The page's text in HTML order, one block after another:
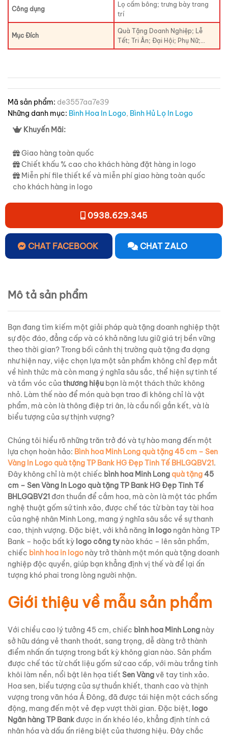
Công dụng
Lọ cấm bông; trưng bày trang
trí
Mục Đích
Quà Tặng Doanh Nghiệp; Lễ
Tết; Tri Ân; Đại Hội; Phụ Nữ;…
Mã sản phẩm: de3557aa7e39
Những danh mục: Bình Hoa In Logo, Bình Hủ Lọ In Logo
Khuyến Mãi:
Giao hàng toàn quốc
Chiết khấu % cao cho khách hàng đặt hàng in logo
Miễn phí file thiết kế và miễn phí giao hàng toàn quốc
cho khách hàng in logo
0938.629.345
CHAT FACEBOOK CHAT ZALO
Mô tả sản phẩm
Bạn đang tìm kiếm một giải pháp quà tặng doanh nghiệp thật
sự độc đáo, đẳng cấp và có khả năng lưu giữ giá trị bền vững
theo thời gian? Trong bối cảnh thị trường quà tặng đa dạng
như hiện nay, việc chọn lựa một sản phẩm không chỉ đẹp mắt
về hình thức mà còn mang ý nghĩa sâu sắc, thể hiện sự tinh tế
và tầm vóc của thương hiệu bạn là một thách thức không
nhỏ. Làm thế nào để món quà bạn trao đi không chỉ là vật
phẩm, mà còn là thông điệp tri ân, là cầu nối gắn kết, và là
biểu tượng của sự thịnh vượng?
Chúng tôi hiểu rõ những trăn trở đó và tự hào mang đến một
lựa chọn hoàn hảo: Bình hoa Minh Long quà tặng 45 cm – Sen
Vàng In Logo quà tặng TP Bank HG Đẹp Tinh Tế BHLGQBV21.
Đây không chỉ là một chiếc bình hoa Minh Long quà tặng45
cm – Sen Vàng In Logo quà tặng TP Bank HG Đẹp Tinh Tế
BHLGQBV21 đơn thuần để cắm hoa, mà còn là một tác phẩm
nghệ thuật gốm sứ tinh xảo, được chế tác từ bàn tay tài hoa
của nghệ nhân Minh Long, mang ý nghĩa sâu sắc về sự thanh
cao, thịnh vượng. Đặc biệt, với khả năng in logo ngân hàng TP
Bank – hoặc bất kỳ logo công ty nào khác – lên sản phẩm,
chiếc bình hoa in logo này trở thành một món quà tặng doanh
nghiệp độc quyền, giúp bạn khẳng định vị thế và để lại ấn
tượng khó phai trong lòng người nhận.
Giới thiệu về mẫu sản phẩm
Với chiều cao lý tưởng 45 cm, chiếc bình hoa Minh Long này
sở hữu dáng vẻ thanh thoát, sang trọng, dễ dàng trở thành
điểm nhấn ấn tượng trong bất kỳ không gian nào. Sản phẩm
được chế tác từ chất liệu gốm sứ cao cấp, với màu trắng tinh
khôi làm nền, nổi bật lên họa tiếtSen Vàngvẽ tay tinh xảo.
Hoa sen, biểu tượng của sự thuần khiết, thanh cao và thịnh
vượng trong văn hóa Á Đông, đã được tái hiện một cách sống
động, mang đến một vẻ đẹp vượt thời gian. Đặc biệt, logo
Ngân hàng TP Bank được in ấn khéo léo, khẳng định tính cá
nhân hóa và dấu ấn riêng biệt của thương hiệu. Đây chắc